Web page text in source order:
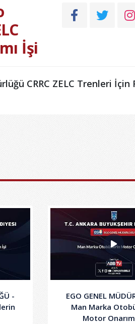
İşi
CRRC ZELC Trenleri İçin
-
EGO GENEL
Man Marka
Motor